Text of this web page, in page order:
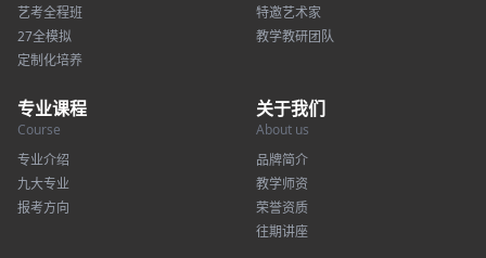
艺考全程班
27全模拟
定制化培养
特邀艺术家
教学教研团队
专业课程
Course
专业介绍
九大专业
报考方向
关于我们
About us
品牌简介
教学师资
荣誉资质
往期讲座